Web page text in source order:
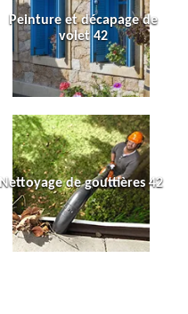
Peinture et décapage de
volet 42
Nettoyage de gouttières 42